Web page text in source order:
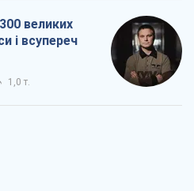
великих
і всупереч
1,0 т.